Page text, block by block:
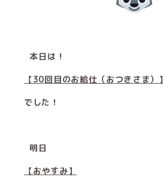
本日は！
【30回目のお給仕（おつきさま）】
でした！
明日
【おやすみ】